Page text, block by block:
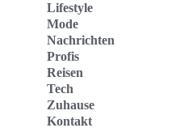
Lifestyle
Mode
Nachrichten
Profis
Reisen
Tech
Zuhause
Kontakt